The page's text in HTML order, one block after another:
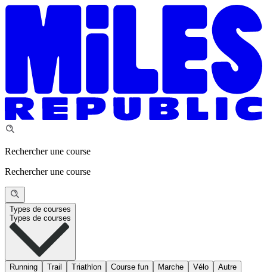
Rechercher une course
Rechercher une course
Types de courses
Types de courses
Running Trail Triathlon Course fun Marche Vélo Autre